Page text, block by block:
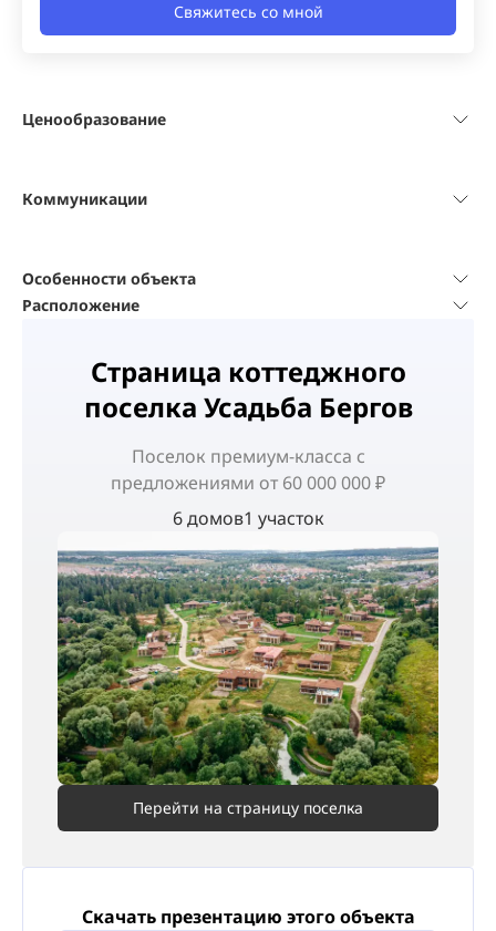
Ценообразование
Коммуникации
Особенности объекта
Свяжитесь со мной
Расположение
Страница коттеджного
поселка Усадьба Бергов
Поселок премиум-класса с
предложениями от 60 000 000 ₽
6 домов1 участок
Перейти на страницу поселка
Скачать презентацию этого объекта